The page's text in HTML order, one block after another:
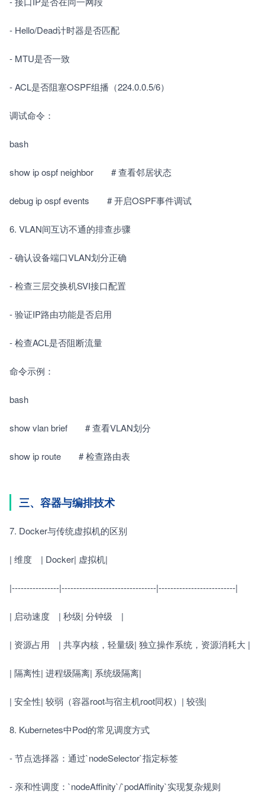
- Hello/Dead计时器是否匹配
- MTU是否一致
- ACL是否阻塞OSPF组播（224.0.0.5/6）
调试命令：
bash
show ip ospf neighbor　　# 查看邻居状态
debug ip ospf events　　# 开启OSPF事件调试
6. VLAN间互访不通的排查步骤
- 确认设备端口VLAN划分正确
- 检查三层交换机SVI接口配置
- 验证IP路由功能是否启用
- 检查ACL是否阻断流量
命令示例：
bash
show vlan brief　　# 查看VLAN划分
show ip route　　# 检查路由表
三、容器与编排技术
7. Docker与传统虚拟机的区别
| 维度　| Docker| 虚拟机|
|----------------|--------------------------------|--------------------------|
| 启动速度　| 秒级| 分钟级　|
| 资源占用　| 共享内核，轻量级| 独立操作系统，资源消耗大 |
| 隔离性| 进程级隔离| 系统级隔离|
| 安全性| 较弱（容器root与宿主机root同权）| 较强|
8. Kubernetes中Pod的常见调度方式
- 节点选择器：通过`nodeSelector`指定标签
- 亲和性调度：`nodeAffinity`/`podAffinity`实现复杂规则